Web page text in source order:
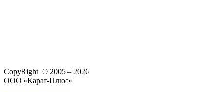
CopyRight © 2005 – 2026
ООО «Карат-Плюс»